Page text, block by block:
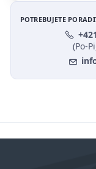
POTREBUJETE
(Po-